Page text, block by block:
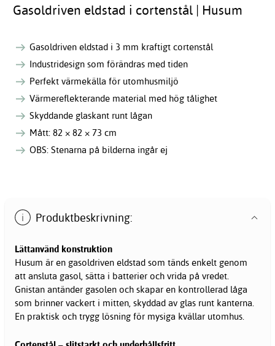
Gasoldriven eldstad i cortenstål | Husum
Gasoldriven eldstad i 3 mm kraftigt cortenstål
Industridesign som förändras med tiden
Perfekt värmekälla för utomhusmiljö
Värmereflekterande material med hög tålighet
Skyddande glaskant runt lågan
Mått: 82 × 82 × 73 cm
OBS: Stenarna på bilderna ingår ej
Produktbeskrivning:
Lättanvänd konstruktion
Husum är en gasoldriven eldstad som tänds enkelt genom
att ansluta gasol, sätta i batterier och vrida på vredet.
Gnistan antänder gasolen och skapar en kontrollerad låga
som brinner vackert i mitten, skyddad av glas runt kanterna.
En praktisk och trygg lösning för mysiga kvällar utomhus.